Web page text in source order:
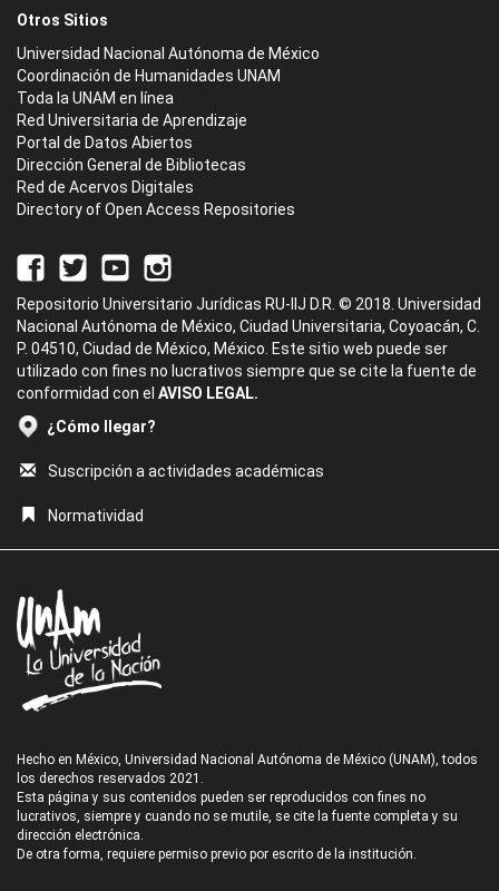
Otros Sitios
Universidad Nacional Autónoma de México
Coordinación de Humanidades UNAM
Toda la UNAM en línea
Red Universitaria de Aprendizaje
Portal de Datos Abiertos
Dirección General de Bibliotecas
Red de Acervos Digitales
Directory of Open Access Repositories
Repositorio Universitario Jurídicas RU-IIJ D.R. © 2018. Universidad
Nacional Autónoma de México, Ciudad Universitaria, Coyoacán, C.
P. 04510, Ciudad de México, México. Este sitio web puede ser
utilizado con fines no lucrativos siempre que se cite la fuente de
conformidad con el AVISO LEGAL.
¿Cómo llegar?
Suscripción a actividades académicas
Normatividad
Hecho en México, Universidad Nacional Autónoma de México (UNAM), todos
los derechos reservados 2021.
Esta página y sus contenidos pueden ser reproducidos con fines no
lucrativos, siempre y cuando no se mutile, se cite la fuente completa y su
dirección electrónica.
De otra forma, requiere permiso previo por escrito de la institución.